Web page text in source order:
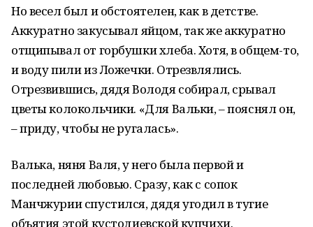
Но весел был и обстоятелен, как в детстве.
Аккуратно закусывал яйцом, так же аккуратно
отщипывал от горбушки хлеба. Хотя, в общем-то,
и воду пили из Ложечки. Отрезвлялись.
Отрезвившись, дядя Володя собирал, срывал
цветы колокольчики. «Для Вальки, – пояснял он,
– приду, чтобы не ругалась».
Валька, няня Валя, у него была первой и
последней любовью. Сразу, как с сопок
Манчжурии спустился, дядя угодил в тугие
объятия этой кустодиевской купчихи.